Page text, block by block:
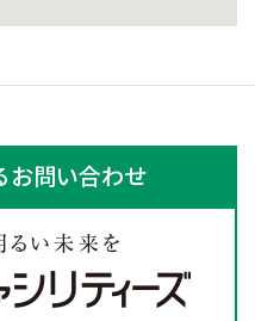
お問い合わせ